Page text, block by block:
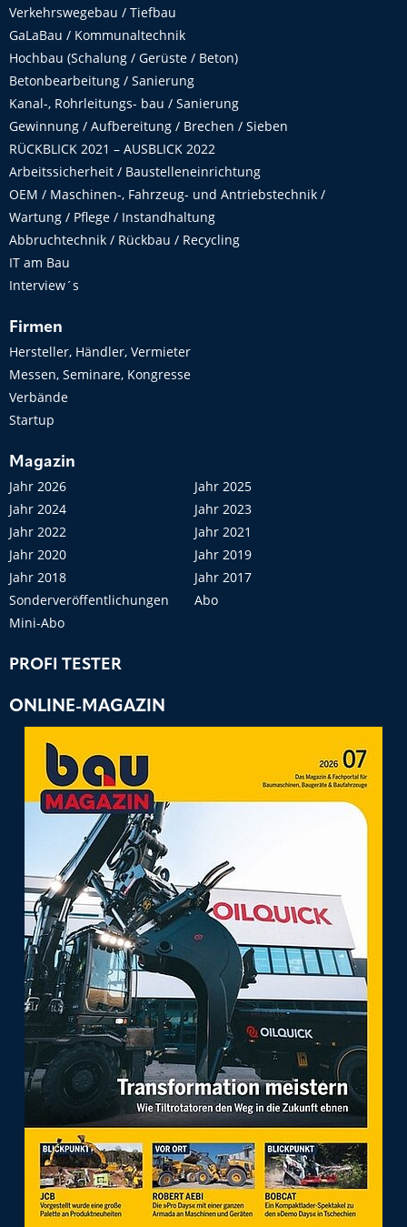
Verkehrswegebau / Tiefbau
GaLaBau / Kommunaltechnik
Hochbau (Schalung / Gerüste / Beton)
Betonbearbeitung / Sanierung
Kanal-, Rohrleitungs- bau / Sanierung
Gewinnung / Aufbereitung / Brechen / Sieben
RÜCKBLICK 2021 – AUSBLICK 2022
Arbeitssicherheit / Baustelleneinrichtung
OEM / Maschinen-, Fahrzeug- und Antriebstechnik /
Wartung / Pflege / Instandhaltung
Abbruchtechnik / Rückbau / Recycling
IT am Bau
Interview´s
Firmen
Hersteller, Händler, Vermieter
Messen, Seminare, Kongresse
Verbände
Startup
Magazin
Jahr 2026
Jahr 2025
Jahr 2024
Jahr 2023
Jahr 2022
Jahr 2021
Jahr 2020
Jahr 2019
Jahr 2018
Jahr 2017
Sonderveröffentlichungen
Abo
Mini-Abo
PROFI TESTER
ONLINE-MAGAZIN